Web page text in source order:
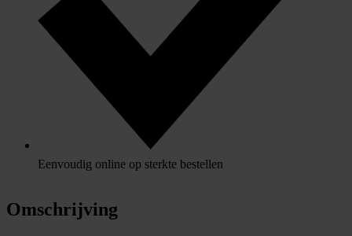
Eenvoudig online op sterkte bestellen
Omschrijving